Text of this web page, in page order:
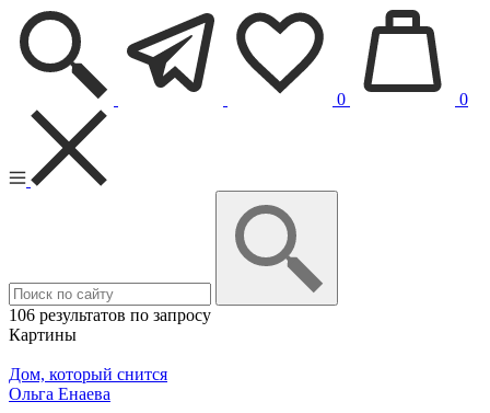
0 0
106 результатов по запросу
Картины
Дом, который снится
Ольга Енаева